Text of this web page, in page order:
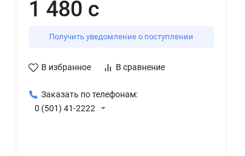
1 480 с
Получить уведомление о поступлении
В избранное В сравнение
Заказать по телефонам:
0 (501) 41-2222